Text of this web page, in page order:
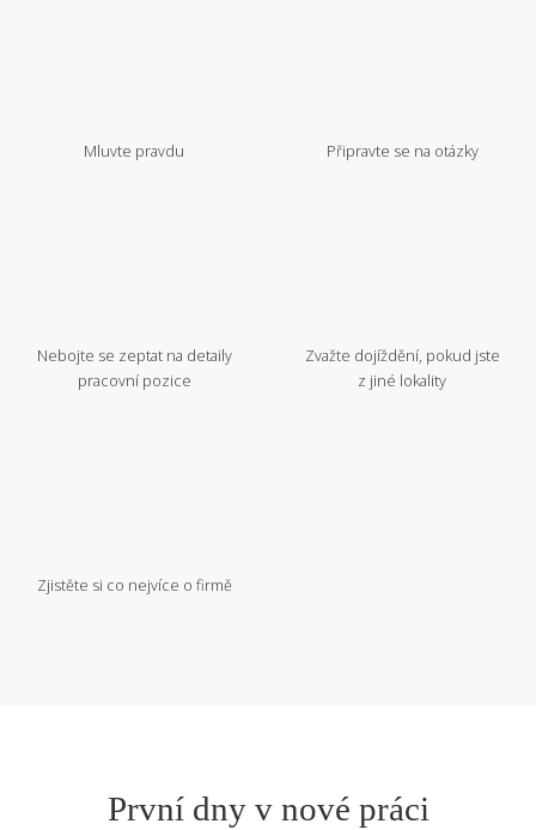
Mluvte pravdu Připravte se na otázky
Nebojte se zeptat na detaily
pracovní pozice
Zvažte dojíždění, pokud jste
z jiné lokality
Zjistěte si co nejvíce o firmě
První dny v nové práci